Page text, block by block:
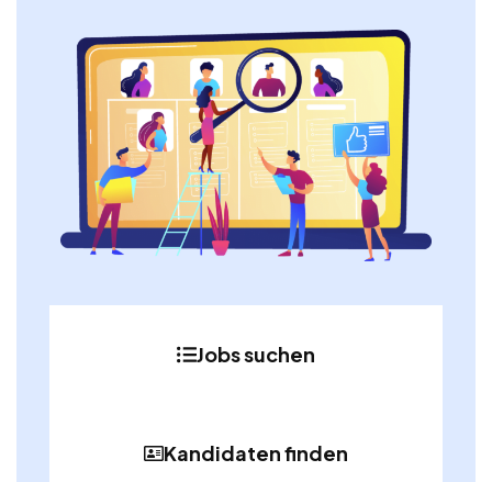
Jobs suchen
Kandidaten finden